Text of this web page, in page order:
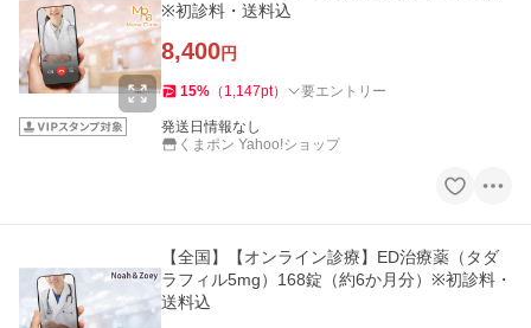
※初診料・送料込
8,400円
15% （ 1,147pt） 要エントリー
発送日情報なし
くまポン Yahoo!ショップ
【全国】【オンライン診療】ED治療薬（タダ
ラフィル5mg）168錠（約6か月分）※初診料・
送料込